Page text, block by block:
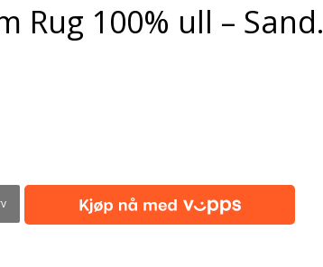
Rug 100% ull – Sand.